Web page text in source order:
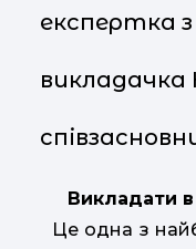
експертка з
Викладати в
Це одна з